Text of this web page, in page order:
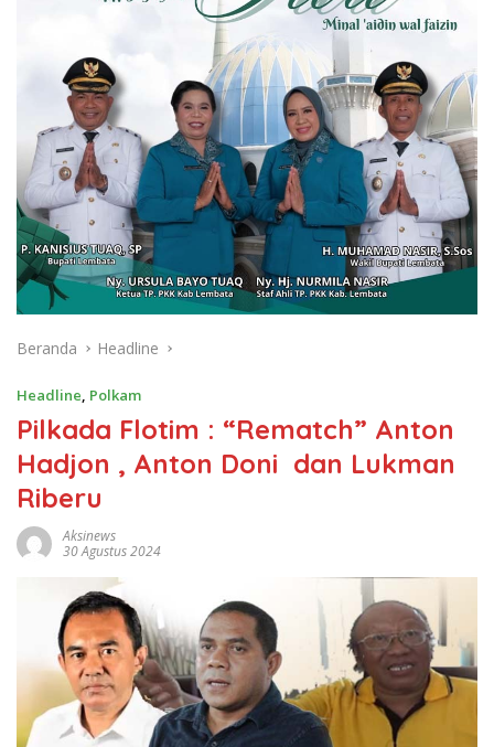
Beranda Headline
Headline, Polkam
Pilkada Flotim : “Rematch” Anton
Hadjon , Anton Doni dan Lukman
Riberu
Aksinews
30 Agustus 2024